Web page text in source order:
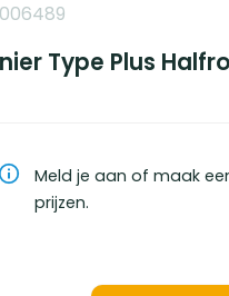
Type Plus
Meld je aan of maak
prijzen.